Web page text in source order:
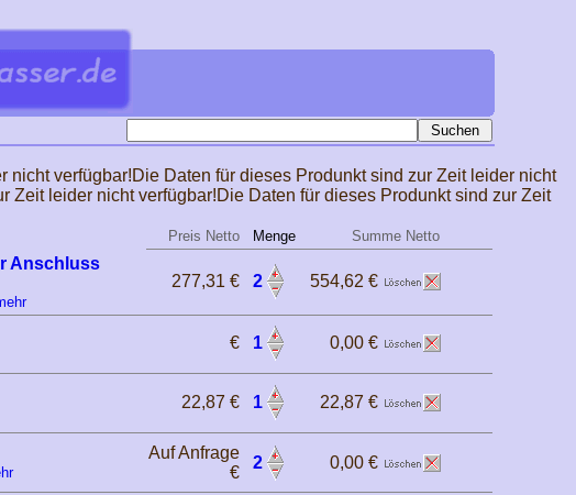
verfügbar!Die Daten für dieses Produnkt sind zur Zeit leider nicht
leider nicht verfügbar!Die Daten für dieses Produnkt sind zur Zeit
Preis Netto Menge Summe Netto
Anschluss
277,31 € 2 554,62 €
€ 1 0,00 €
22,87 € 1 22,87 €
Auf Anfrage
€
2 0,00 €